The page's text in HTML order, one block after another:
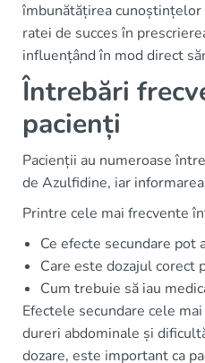
îmbunătățirea
ratei de succes în
influențând în mod direct
Întrebări
pacienți
Pacienții au numeroase
de Azulfidine, iar
Printre cele mai frecvente
Ce efecte secundare pot
Care este dozajul corect
Cum trebuie să iau
Efectele secundare cele
dureri abdominale și
dozare, este important ca